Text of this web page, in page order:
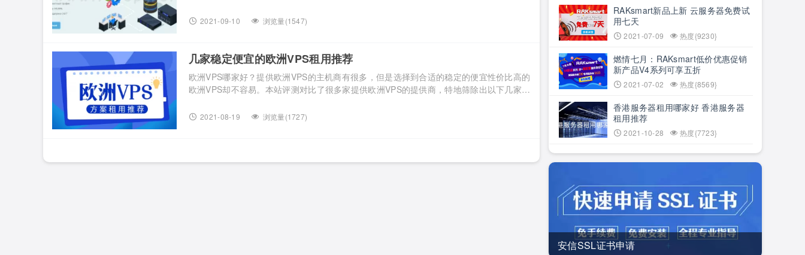
保加利亚、拉脱维亚、捷克、新加坡等等，本文就给大家介绍一下ProfitServer 俄罗斯VPS
2021-09-10 浏览量(1547)
几家稳定便宜的欧洲VPS租用推荐
欧洲VPS哪家好？提供欧洲VPS的主机商有很多，但是选择到合适的稳定的便宜性价比高的
欧洲VPS却不容易。本站评测对比了很多家提供欧洲VPS的提供商，特地筛除出以下几家欧
中心介绍：荷兰阿姆斯特丹机房 国内平均延迟：420ms 下载测试：100Mb 1Gb 10Gb 租
2021-08-19 浏览量(1727)
RAKsmart新品上新 云服务器免费试
用七天
2021-07-09 热度{9230}
燃情七月：RAKsmart低价优惠促销
新产品V4系列可享五折
2021-07-02 热度{8569}
香港服务器租用哪家好 香港服务器
租用推荐
2021-10-28 热度{7723}
安信SSL证书申请